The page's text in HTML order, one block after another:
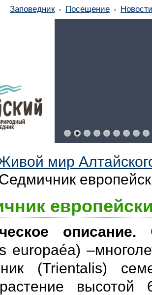
Заповедник Посещение
мир
описание.
europaéa)
(Trientalis)